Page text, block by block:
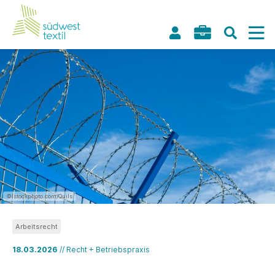
©Istockphoto.com/Quils
18.03.2026 // Recht + Betriebspraxis
Arbeitsrecht